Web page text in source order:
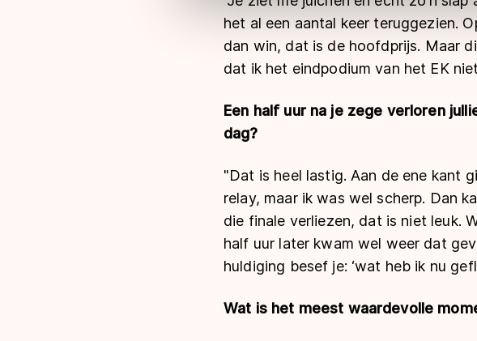
het al een aantal keer teruggezien.
dan win, dat is de hoofdprijs. Maar
dat ik het eindpodium van het EK
Een half uur na je zege verloren
dag?
"Dat is heel lastig. Aan de ene kant
relay, maar ik was wel scherp. Dan
die finale verliezen, dat is niet leuk.
half uur later kwam wel weer dat
huldiging besef je: ‘wat heb ik nu
Wat is het meest waardevolle